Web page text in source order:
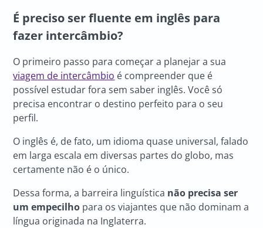
É preciso ser fluente em inglês para
fazer intercâmbio?
O primeiro passo para começar a planejar a sua
viagem de intercâmbio é compreender que é
possível estudar fora sem saber inglês. Você só
precisa encontrar o destino perfeito para o seu
perfil.
O inglês é, de fato, um idioma quase universal, falado
em larga escala em diversas partes do globo, mas
certamente não é o único.
Dessa forma, a barreira linguística não precisa ser
um empecilho para os viajantes que não dominam a
língua originada na Inglaterra.